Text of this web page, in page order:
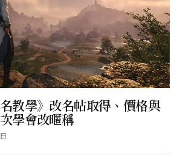
教學》改名帖取得、價格與
學會改暱稱